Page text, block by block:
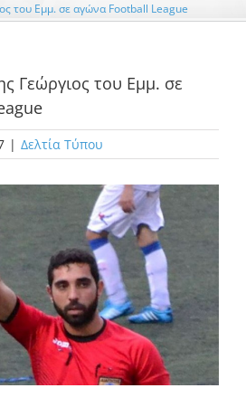
του Εμμ. σε αγώνα Football League
Γεώργιος του Εμμ. σε
| Δελτία Τύπου